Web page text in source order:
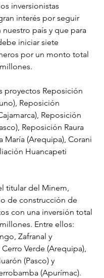
inversionistas
interés por seguir
país y que para
iniciar siete
por un monto total
proyectos Reposición
Reposición
Reposición
Reposición Raura
María (Arequipa), Corani
Huancapeti
titular del Minem,
de construcción de
con una inversión total
Entre ellos:
Zafranal y
Verde (Arequipa),
(Pasco) y
(Apurímac).